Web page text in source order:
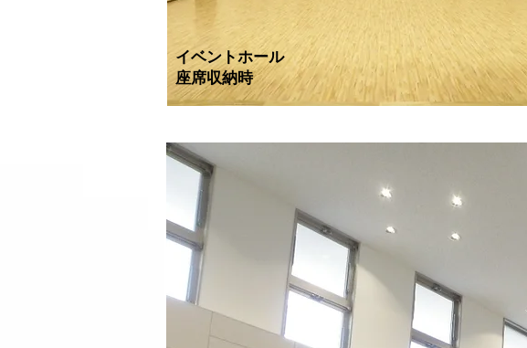
​イベントホール
​座席収納時